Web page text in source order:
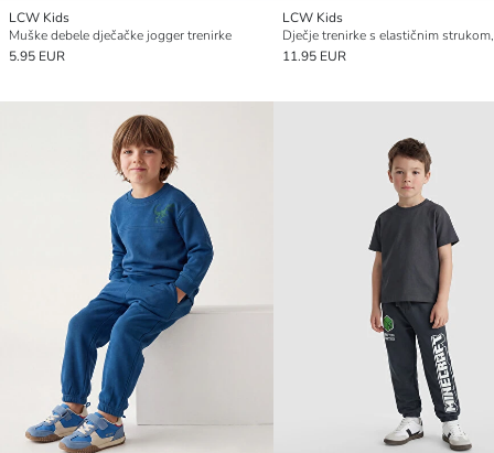
LCW Kids
Muške debele dječačke jogger trenirke
5.95 EUR
LCW Kids
11.95 EUR